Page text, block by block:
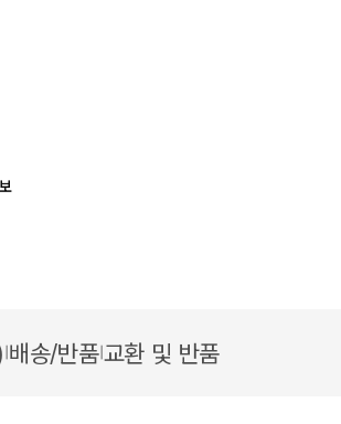
배송/반품| 교환 및 반품